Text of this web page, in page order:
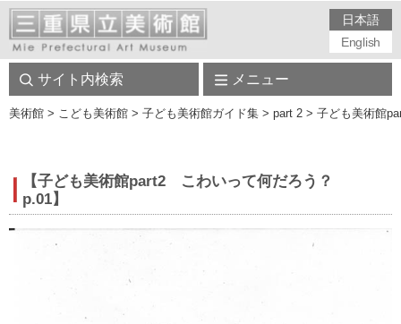
日本語
English
サイト内検索 メニュー
美術館 > こども美術館 > 子ども美術館ガイド集 > part 2 > 子ども美術
【子ども美術館part2 こわいって何だろう？
p.01】